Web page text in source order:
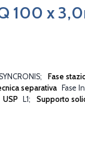
100 x
Fase
separativa
Fase
USP L1 Supporto